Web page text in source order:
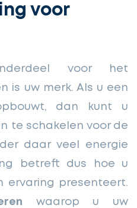
voor
voor het
is uw merk. Als u een
dan kunt u
te schakelen voor de
daar veel energie
betreft dus hoe u
ervaring presenteert.
waarop u uw